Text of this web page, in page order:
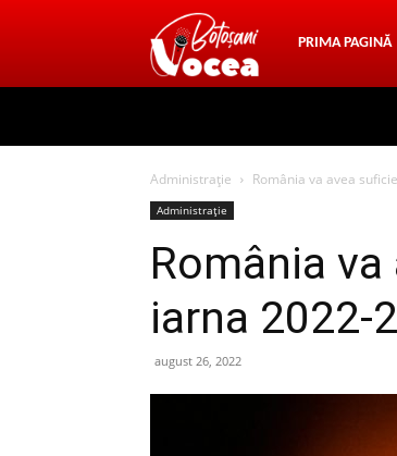
Vocea
PRIMA PAGINĂ
Administrație România va avea
Administrație
România
iarna 2022-
august 26, 2022